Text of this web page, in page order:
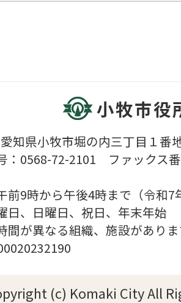
小牧市役
知県小牧市堀の内三丁目１番
：0568-72-2101 ファックス
前9時から午後4時まで（令
日、日曜日、祝日、年末年始
間が異なる組織、施設があり
(c) Komaki City All